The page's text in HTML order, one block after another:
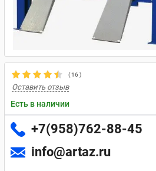
(16)
Оставить отзыв
Есть в наличии
+7(958)762-88-45
info@artaz.ru